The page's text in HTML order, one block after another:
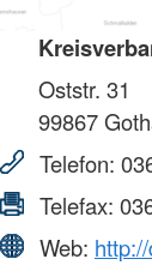
Oststr. 31
99867
Telefon:
Telefax:
Web: